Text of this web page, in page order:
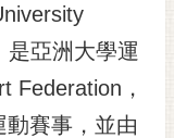
是亞洲大學運
Federation，
賽事，並由